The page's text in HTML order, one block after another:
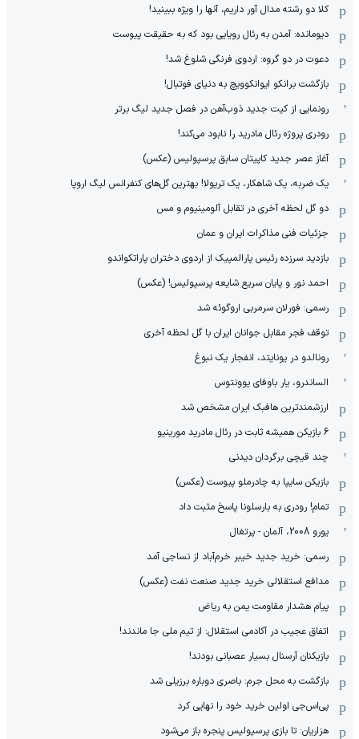
کلا دو‌ رشته مدال آور داریم، آنها را ویژه ببینید!
دیومانده: آمدن به رئال رویایی بود که به حقیقت پیوست
دعوت در دو گروه: اردوی فرنگی شلوغ شد!
بازگشت برانکو ایوانکوویچ به دنیای فوتبال!
رونمایی از کیت جدید ذوب‌آهن در فصل جدید لیگ برتر
رودری پروژه رئال مادرید را نابود می‌کند!
آغاز عصر جدید کاپیتان سابق پرسپولیس (عکس)
یک ضربه، یک شاهکار، یک تریولا! بهترین گل‌های کنفرانس لیگ اروپا
دو گل لحظه آخری در تقابل آلومینیوم و مس
جزئیات فنی مذاکرات ایران و عمان
بازدید سرزده رئیس پارالمپیک از اردوی دختران پاراتکواندو
احمد نور و پایان سریع شایعه پرسپولیس! (عکس)
رسمی: فورلان سرمربی اروگوئه شد
توقف فجر مقابل جوانان ایران با گل لحظه آخری
رونالدو در یونایتد، انفجار یک نبوغ
الساندرو، یار باوفای یوونتوس
ارزشمندترین هافبک ایران مشخص شد
6 بازیکن همیشه ثابت در رئال مادرید مورینیو
چند قیچی برگردان دیدنی
بازیکن سایپا به چادرملو پیوست (عکس)
تمام! رودری به بارسلونا پاسخ مثبت داد
یورو 2008، آلمان - پرتغال
رسمی: خرید جدید خیبر خرم‌آباد از نساجی آمد
مدافع استقلالی خرید جدید صنعت نفت (عکس)
پیام هشدار مقاومت یمن به ریاض
اتفاق عجیب در آکادمی استقلال: از تیم ملی جا ماندند!
بازیکنان آرسنال بسیار عصبانی بودند!
بازگشت به محل جرم: باصری دوباره برزیلی شد
پی‌اس‌جی اولین خرید خود را نهایی کرد
هزاریان: تا بازی پرسپولیس پنجره باز می‌شود